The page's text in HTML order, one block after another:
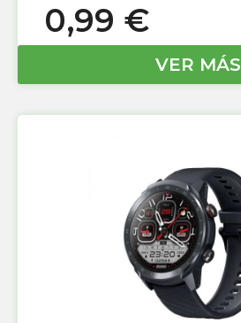
0,99 €
VER MÁS